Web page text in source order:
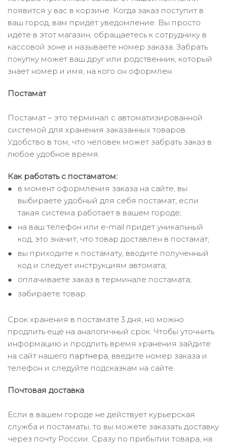
появится у вас в корзине. Когда заказ поступит в
ваш город, вам придёт уведомление. Вы просто
идёте в этот магазин, обращаетесь к сотруднику в
кассовой зоне и называете номер заказа. Забрать
покупку может ваш друг или родственник, который
знает номер и имя, на кого он оформлен.
Постамат
Постамат – это терминал с автоматизированной
системой для хранения заказанных товаров.
Удобство в том, что человек может забрать заказ в
любое удобное время.
Как работать с постаматом:
в момент оформления заказа на сайте, вы
выбираете удобный для себя постамат, если
такая система работает в вашем городе;
на ваш телефон или e-mail придет уникальный
код, это значит, что товар доставлен в постамат;
вы приходите к постамату, вводите полученный
код и следует инструкциям автомата;
оплачиваете заказ в терминале постамата;
забираете товар.
Срок хранения в постамате 3 дня, но можно
продлить ещё на аналогичный срок. Чтобы уточнить
информацию и продлить время хранения зайдите
на сайт нашего партнера, введите номер заказа и
телефон и следуйте подсказкам на сайте.
Почтовая доставка
Если в вашем городе не действует курьерская
служба и постаматы, то вы можете заказать доставку
через почту России. Сразу по прибытии товара, на